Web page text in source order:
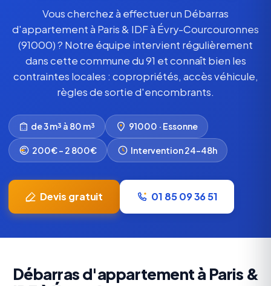
Vous cherchez à effectuer un Débarras
d'appartement à Paris & IDF à Évry-Courcouronnes
(91000) ? Notre équipe intervient régulièrement
dans cette commune du 91 et connaît bien les
contraintes locales : copropriétés, accès véhicule,
règles de sortie d'encombrants.
de 3 m³ à 80 m³ 91000 · Essonne
200€ – 2 800€ Intervention 24-48h
Devis gratuit 01 85 09 36 51
Débarras d'appartement à Paris &